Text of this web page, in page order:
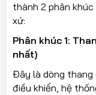
thành 2 phân
xứ:
Phân khúc 1:
nhất)
Đây là dòng thang
điều khiển, hệ